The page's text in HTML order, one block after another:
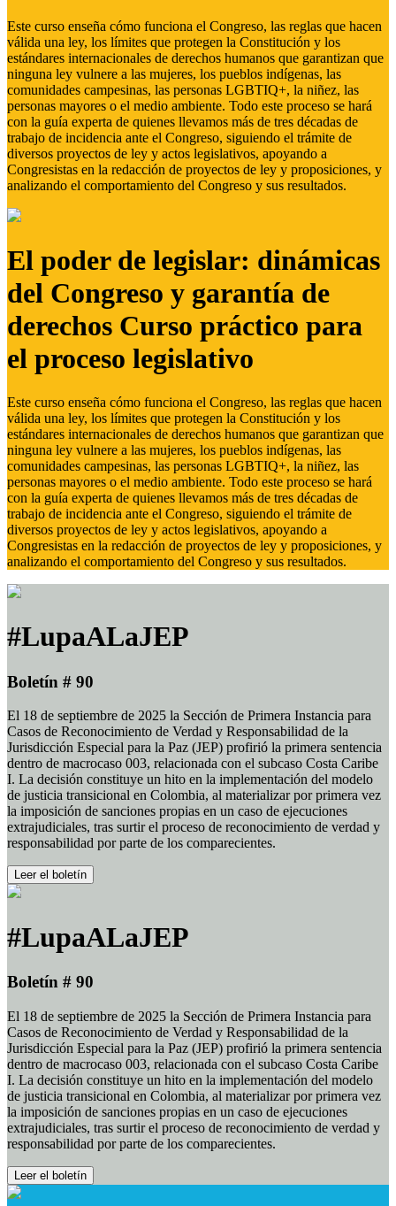
Este curso enseña cómo funciona el Congreso, las reglas que hacen
válida una ley, los límites que protegen la Constitución y los
estándares internacionales de derechos humanos que garantizan que
ninguna ley vulnere a las mujeres, los pueblos indígenas, las
comunidades campesinas, las personas LGBTIQ+, la niñez, las
personas mayores o el medio ambiente. Todo este proceso se hará
con la guía experta de quienes llevamos más de tres décadas de
trabajo de incidencia ante el Congreso, siguiendo el trámite de
diversos proyectos de ley y actos legislativos, apoyando a
Congresistas en la redacción de proyectos de ley y proposiciones, y
analizando el comportamiento del Congreso y sus resultados.
El poder de legislar: dinámicas
del Congreso y garantía de
derechos Curso práctico para
el proceso legislativo
Este curso enseña cómo funciona el Congreso, las reglas que hacen
válida una ley, los límites que protegen la Constitución y los
estándares internacionales de derechos humanos que garantizan que
ninguna ley vulnere a las mujeres, los pueblos indígenas, las
comunidades campesinas, las personas LGBTIQ+, la niñez, las
personas mayores o el medio ambiente. Todo este proceso se hará
con la guía experta de quienes llevamos más de tres décadas de
trabajo de incidencia ante el Congreso, siguiendo el trámite de
diversos proyectos de ley y actos legislativos, apoyando a
Congresistas en la redacción de proyectos de ley y proposiciones, y
analizando el comportamiento del Congreso y sus resultados.
#LupaALaJEP
Boletín # 90
El 18 de septiembre de 2025 la Sección de Primera Instancia para
Casos de Reconocimiento de Verdad y Responsabilidad de la
Jurisdicción Especial para la Paz (JEP) profirió la primera sentencia
dentro de macrocaso 003, relacionada con el subcaso Costa Caribe
I. La decisión constituye un hito en la implementación del modelo
de justicia transicional en Colombia, al materializar por primera vez
la imposición de sanciones propias en un caso de ejecuciones
extrajudiciales, tras surtir el proceso de reconocimiento de verdad y
responsabilidad por parte de los comparecientes.
Leer el boletín
#LupaALaJEP
Boletín # 90
El 18 de septiembre de 2025 la Sección de Primera Instancia para
Casos de Reconocimiento de Verdad y Responsabilidad de la
Jurisdicción Especial para la Paz (JEP) profirió la primera sentencia
dentro de macrocaso 003, relacionada con el subcaso Costa Caribe
I. La decisión constituye un hito en la implementación del modelo
de justicia transicional en Colombia, al materializar por primera vez
la imposición de sanciones propias en un caso de ejecuciones
extrajudiciales, tras surtir el proceso de reconocimiento de verdad y
responsabilidad por parte de los comparecientes.
Leer el boletín